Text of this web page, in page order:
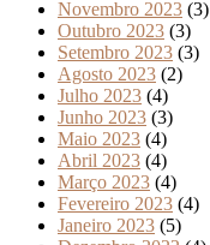
Novembro 2023 (3)
Outubro 2023 (3)
Setembro 2023 (3)
Agosto 2023 (2)
Julho 2023 (4)
Junho 2023 (3)
Maio 2023 (4)
Abril 2023 (4)
Março 2023 (4)
Fevereiro 2023 (4)
Janeiro 2023 (5)